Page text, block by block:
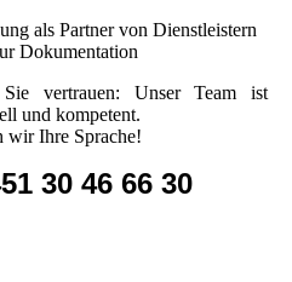
als Partner von Dienstleistern
Dokumentation
vertrauen: Unser Team ist
und kompetent.
wir Ihre Sprache!
30 46 66 30